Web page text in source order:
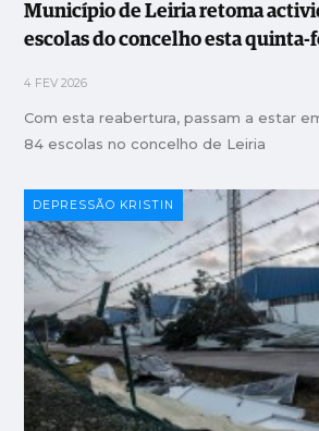
Município de Leiria retoma
escolas do concelho esta quinta-
4 FEV 2026
Com esta reabertura, passam a estar
84 escolas no concelho de Leiria
DEPRESSÃO KRISTIN